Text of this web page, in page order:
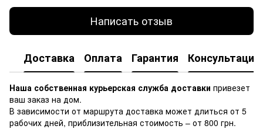
Написать отзыв
Доставка Оплата Гарантия Консультация
Наша собственная курьерская служба доставки привезет
ваш заказ на дом.
В зависимости от маршрута доставка может длиться от 5
рабочих дней, приблизительная стоимость – от 800 грн.